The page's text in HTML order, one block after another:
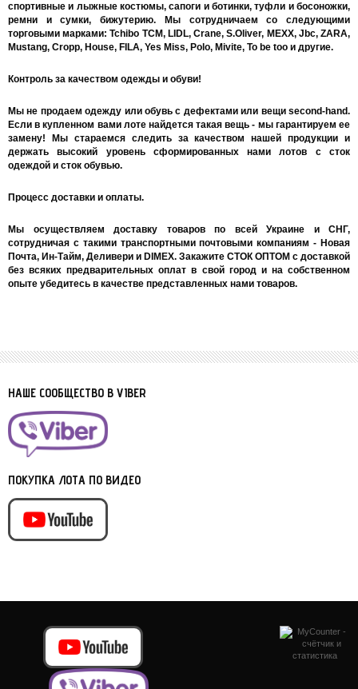
спортивные и лыжные костюмы, сапоги и ботинки, туфли и босоножки,
ремни и сумки, бижутерию. Мы сотрудничаем со следующими
торговыми марками: Tchibo TCM, LIDL, Crane, S.Oliver, MEXX, Jbc, ZARA,
Mustang, Cropp, House, FILA, Yes Miss, Polo, Mivite, To be too и другие.
Контроль за качеством одежды и обуви!
Мы не продаем одежду или обувь с дефектами или вещи second-hand.
Если в купленном вами лоте найдется такая вещь - мы гарантируем ее
замену! Мы стараемся следить за качеством нашей продукции и
держать высокий уровень сформированных нами лотов с сток
одеждой и сток обувью.
Процесс доставки и оплаты.
Мы осуществляем доставку товаров по всей Украине и СНГ,
сотрудничая с такими транспортными почтовыми компаниям - Новая
Почта, Ин-Тайм, Деливери и DIMEX. Закажите СТОК ОПТОМ с доставкой
без всяких предварительных оплат в свой город и на собственном
опыте убедитесь в качестве представленных нами товаров.
НАШЕ СООБЩЕСТВО В VIBER
ПОКУПКА ЛОТА ПО ВИДЕО